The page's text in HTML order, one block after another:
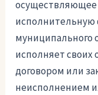
исполнительную
муниципального
исполняет своих
договором или
неисполнением